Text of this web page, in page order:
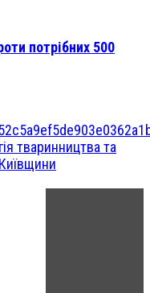
потрібних 500
тваринництва та